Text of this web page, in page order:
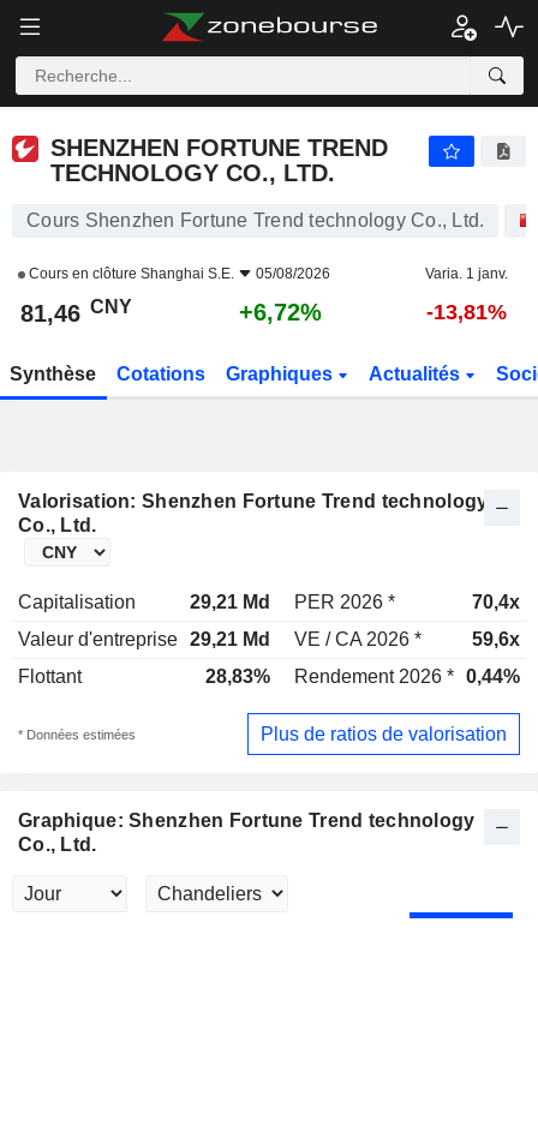
SHENZHEN FORTUNE TREND
TECHNOLOGY CO., LTD.
Cours Shenzhen Fortune Trend technology Co., Ltd.
Cours en clôture Shanghai S.E. 05/08/2026 Varia. 1 janv.
81,46 CNY +6,72% -13,81%
Synthèse Cotations Graphiques Actualités
Valorisation: Shenzhen Fortune Trend technology
Co., Ltd.
Capitalisation 29,21 Md PER 2026 *
70,4x
Valeur d'entreprise 29,21 Md VE / CA 2026 *
59,6x
Flottant
28,83% Rendement 2026 * 0,44%
* Données estimées Plus de ratios de valorisation
Graphique: Shenzhen Fortune Trend technology
Co., Ltd.